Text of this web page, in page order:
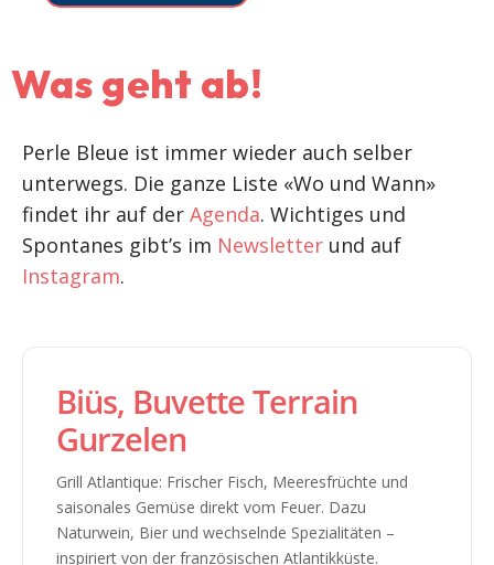
Was geht ab!
Perle Bleue ist immer wieder auch selber
unterwegs. Die ganze Liste «Wo und Wann»
findet ihr auf der Agenda. Wichtiges und
Spontanes gibt’s im Newsletter und auf
Instagram.
Biüs, Buvette Terrain
Gurzelen
Grill Atlantique: Frischer Fisch, Meeresfrüchte und
saisonales Gemüse direkt vom Feuer. Dazu
Naturwein, Bier und wechselnde Spezialitäten –
inspiriert von der französischen Atlantikküste.